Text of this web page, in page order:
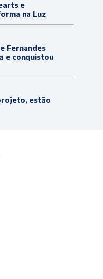
e
na Luz
Fernandes
e conquistou
estão